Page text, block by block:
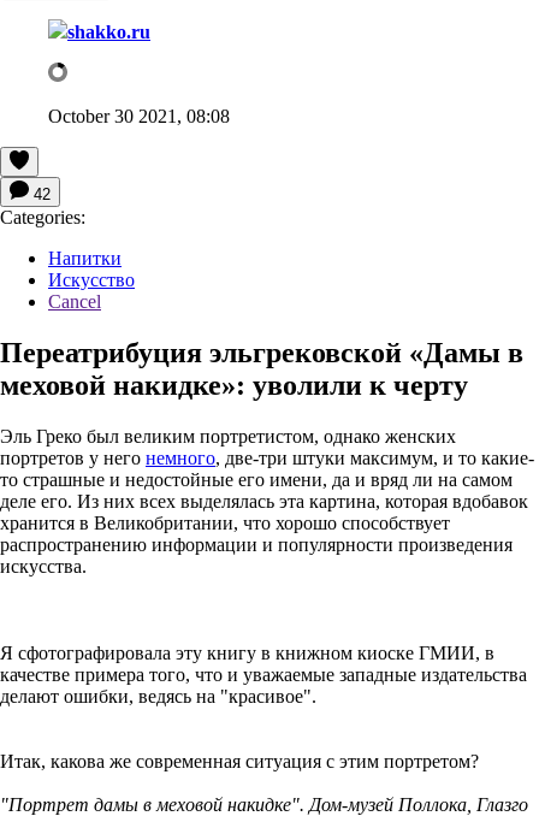
shakko.ru
October 30 2021, 08:08
42
Categories:
Напитки
Искусство
Cancel
Переатрибуция эльгрековской «Дамы в
меховой накидке»: уволили к черту
Эль Греко был великим портретистом, однако женских
портретов у него немного, две-три штуки максимум, и то какие-
то страшные и недостойные его имени, да и вряд ли на самом
деле его. Из них всех выделялась эта картина, которая вдобавок
хранится в Великобритании, что хорошо способствует
распространению информации и популярности произведения
искусства.
Я сфотографировала эту книгу в книжном киоске ГМИИ, в
качестве примера того, что и уважаемые западные издательства
делают ошибки, ведясь на "красивое".
Итак, какова же современная ситуация с этим портретом?
"Портрет дамы в меховой накидке". Дом-музей Поллока, Глазго